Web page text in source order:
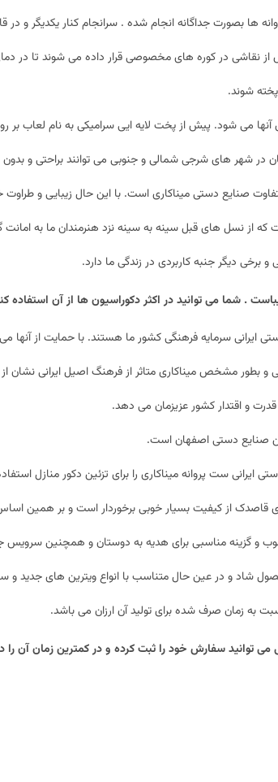
ها بصورت جداگانه انجام شده . سرانجام کنار یکدیگر
از نقاشی در کوره های مخصوصی قرار داده می شوند تا در
آنها می شود. پیش از پخت لایه ایی سرامیکی به نام لعاب بر
در شهر های شرجی شمالی و جنوبی می توانند براحتی و بدون
صنایع دستی میناکاری است. با این حال زیبایی و
از نسل های قبل سینه به سینه نزد هنرمندان ما به
و برخی دیگر جنبه کاربردی در زندگی ما دارد.
. شما می توانید در اکثر دکوراسیون ها از آن استفاده
ایرانی سرمایه فرهنگی کشور ما هستند. با حمایت از آنها
مشخص میناکاری متاثر از فرهنگ اصیل ایرانی نشان از
و اقتدار کشور عزیزمان می دهد.
صنایع دستی اصفهان است.
ایرانی ست پروانهمیناکاری را برای تزئین دکور منازل
قاصدکاز کیفیت بسیار خوبی برخوردار است و بر همین
و گزینه مناسبی برای هدیه به دوستان و همچنین سرویس
شاد و در عین حال متناسب با انواع ویترین های جدید و
به زمان صرف شده برای تولید آن ارزان می باشد.
توانید سفارش خود را ثبت کرده و در کمترین زمان آن را